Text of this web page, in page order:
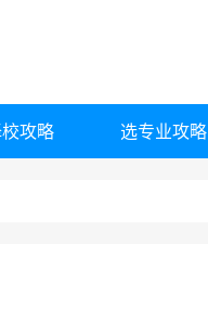
攻略 选专业攻略